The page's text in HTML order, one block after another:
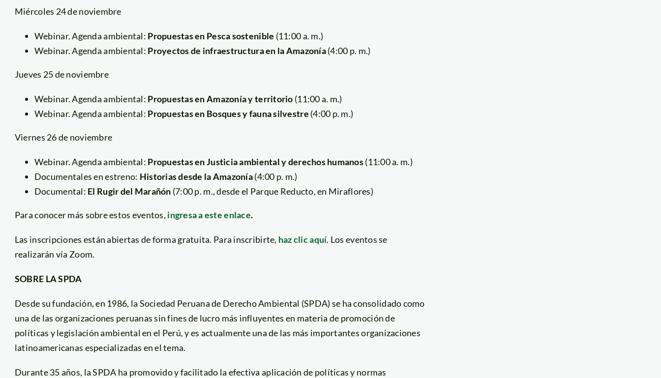
Miércoles 24 de noviembre
Webinar. Agenda ambiental: Propuestas en Pesca sostenible (11:00 a. m.)
Webinar. Agenda ambiental: Proyectos de infraestructura en la Amazonía(4:00 p. m.)
Jueves 25 de noviembre
Webinar. Agenda ambiental: Propuestas en Amazonía y territorio (11:00 a. m.)
Webinar. Agenda ambiental: Propuestas en Bosques y fauna silvestre (4:00 p. m.)
Viernes 26 de noviembre
Webinar. Agenda ambiental: Propuestas en Justicia ambiental y derechos humanos(11:00 a. m.)
Documentales en estreno: Historias desde la Amazonía(4:00 p. m.)
Documental: El Rugir del Marañón (7:00 p. m., desde el Parque Reducto, en Miraflores)
Para conocer más sobre estos eventos, ingresa a este enlace.
Las inscripciones están abiertas de forma gratuita. Para inscribirte, haz clic aquí. Los eventos se
realizarán vía Zoom.
SOBRE LA SPDA
Desde su fundación, en 1986, la Sociedad Peruana de Derecho Ambiental (SPDA) se ha consolidado como
una de las organizaciones peruanas sin fines de lucro más influyentes en materia de promoción de
políticas y legislación ambiental en el Perú, y es actualmente una de las más importantes organizaciones
latinoamericanas especializadas en el tema.
Durante 35 años, la SPDA ha promovido y facilitado la efectiva aplicación de políticas y normas